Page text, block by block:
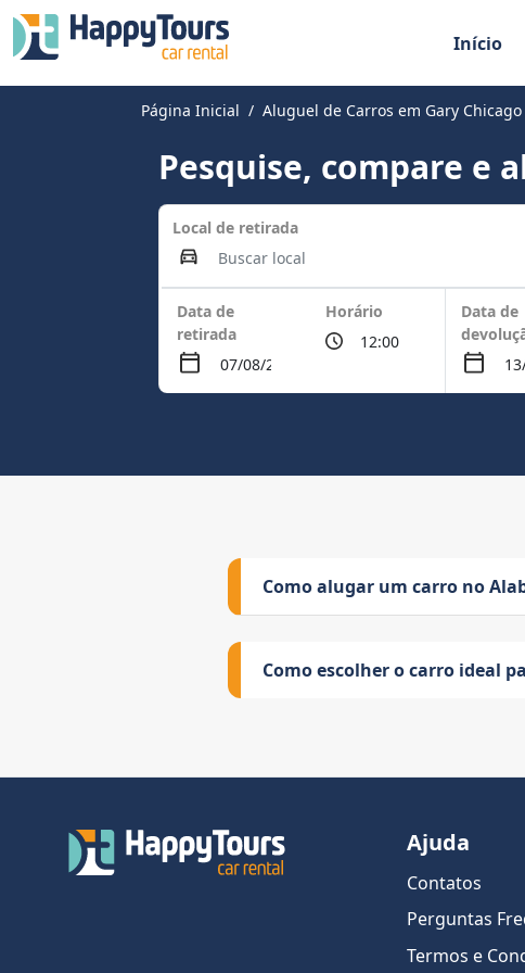
Início
Página Inicial Aluguel de Carros em Gary
Pesquise, compare e
Local de retirada
Data de
retirada
Horário
Data de
Como alugar um carro no
Como escolher o carro ideal
Ajuda
Contatos
Perguntas
Termos e